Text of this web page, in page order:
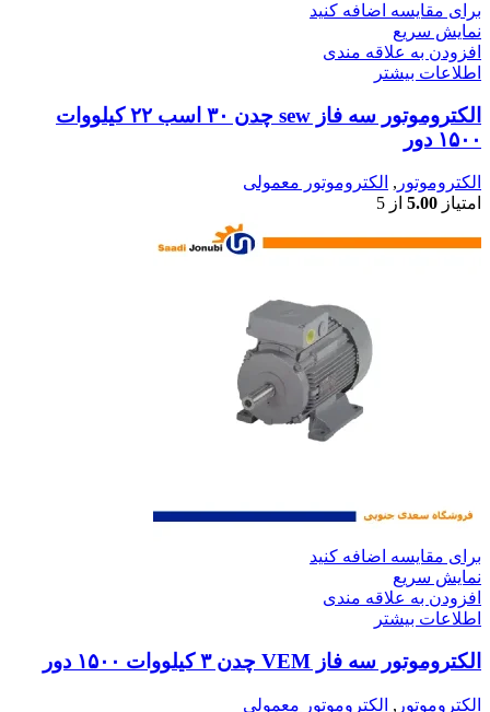
برای مقایسه اضافه کنید
نمایش سریع
افزودن به علاقه مندی
اطلاعات بیشتر
الکتروموتور سه فاز sew چدن ۳۰ اسب ۲۲ کیلووات
۱۵۰۰ دور
الکتروموتور , الکتروموتور معمولی
امتیاز 5.00 از 5
برای مقایسه اضافه کنید
نمایش سریع
افزودن به علاقه مندی
اطلاعات بیشتر
الکتروموتور سه فاز VEM چدن ۳ کیلووات ۱۵۰۰ دور
الکتروموتور , الکتروموتور معمولی